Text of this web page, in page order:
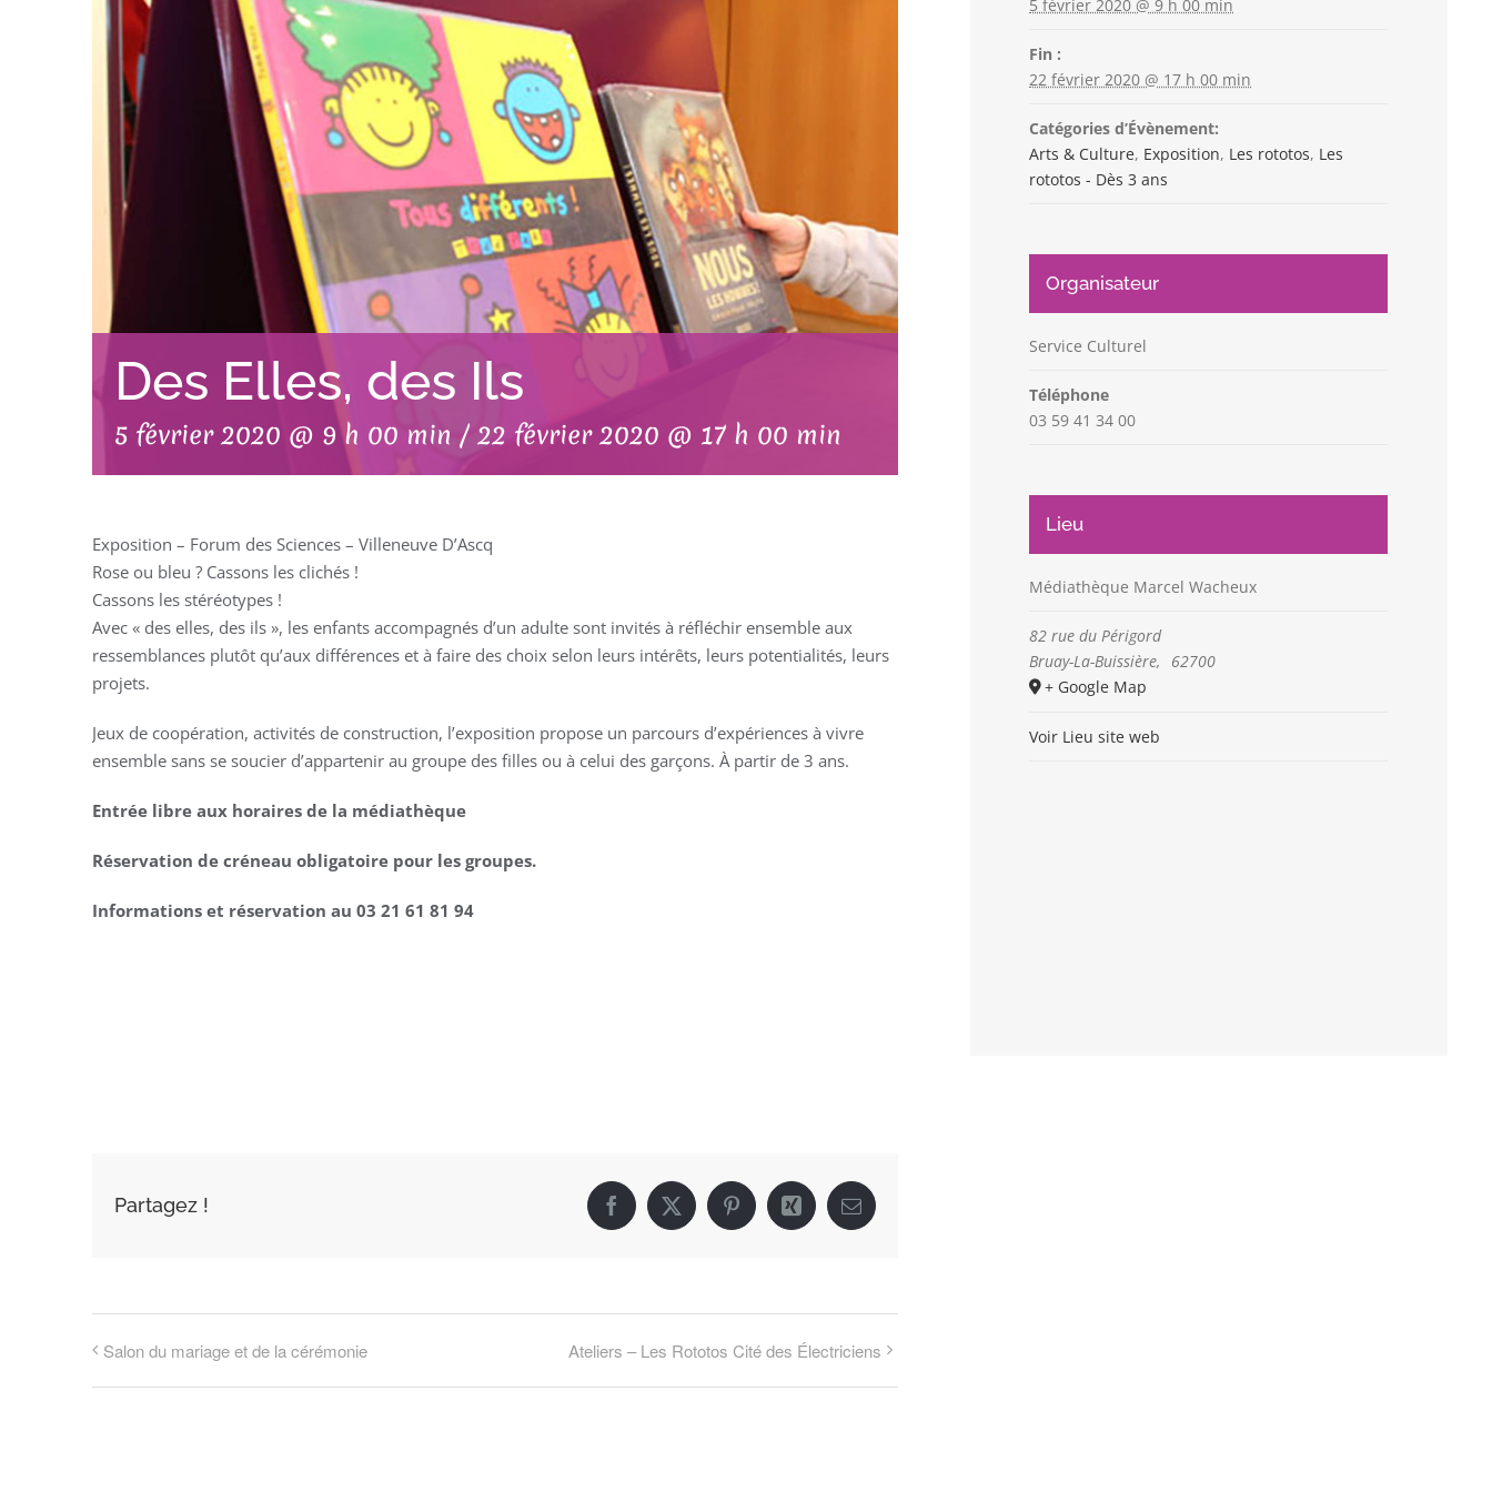
Des Elles, des Ils
5 février 2020 @ 9 h 00 min /22 février 2020 @ 17 h 00 min
Exposition – Forum des Sciences – Villeneuve D’Ascq
Rose ou bleu ? Cassons les clichés !
Cassons les stéréotypes !
Avec « des elles, des ils », les enfants accompagnés d’un adulte sont invités à réfléchir ensemble aux
ressemblances plutôt qu’aux différences et à faire des choix selon leurs intérêts, leurs potentialités, leurs
projets.
Jeux de coopération, activités de construction, l’exposition propose un parcours d’expériences à vivre
ensemble sans se soucier d’appartenir au groupe des filles ou à celui des garçons. À partir de 3 ans.
Entrée libre aux horaires de la médiathèque
Réservation de créneau obligatoire pour les groupes.
Informations et réservation au 03 21 61 81 94
Partagez ! Facebook
X PinterestXing Email
Salon du mariage et de la cérémonie Ateliers – Les Rototos Cité des Électriciens
5 février 2020 @ 9 h 00 min
Fin :
22 février 2020 @ 17 h 00 min
Catégories d’Évènement:
Arts & Culture, Exposition, Les rototos, Les
rototos - Dès 3 ans
Organisateur
Service Culturel
Téléphone
03 59 41 34 00
Lieu
Médiathèque Marcel Wacheux
82 rue du Périgord
Bruay-La-Buissière,
62700
+ Google Map
Voir Lieu site web